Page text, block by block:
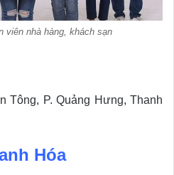
viên nhà hàng, khách sạn
Tông, P. Quảng Hưng, Thanh
Hóa